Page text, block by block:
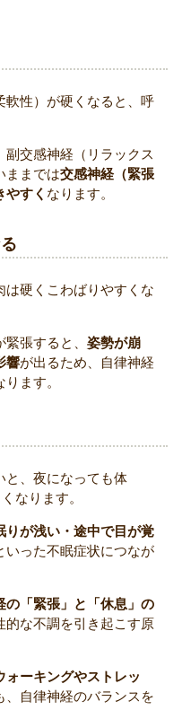
軟性）が硬くなると、呼
交感神経（リラックス
ままでは交感神経（緊張
やすく なります。
硬くこわばりやすくな
張すると、 姿勢が崩
響が出るため、自律神経
ます。
と、夜になっても体
なります。
りが浅い・途中で目が覚
いった不眠症状につなが
の「緊張」と「休息」の
的な不調を引き起こす原
ォーキングやストレッ
、自律神経のバランスを